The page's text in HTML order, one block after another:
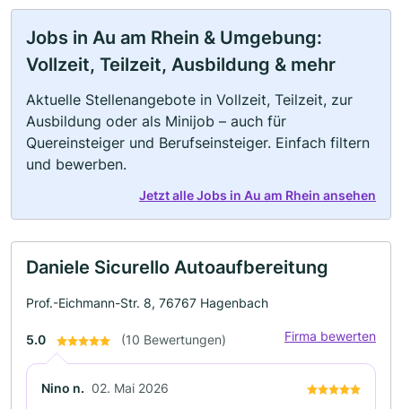
Jobs in Au am Rhein & Umgebung:
Vollzeit, Teilzeit, Ausbildung & mehr
Aktuelle Stellenangebote in Vollzeit, Teilzeit, zur
Ausbildung oder als Minijob – auch für
Quereinsteiger und Berufseinsteiger. Einfach filtern
und bewerben.
Jetzt alle Jobs in Au am Rhein ansehen
Daniele Sicurello Autoaufbereitung
Prof.-Eichmann-Str. 8, 76767 Hagenbach
5.0 (10 Bewertungen) Firma bewerten
Nino n. 02. Mai 2026